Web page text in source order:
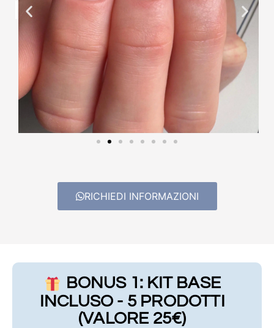
RICHIEDI INFORMAZIONI
BONUS 1: KIT BASE
INCLUSO - 5 PRODOTTI
(VALORE 25€)